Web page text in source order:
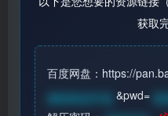
获取
百度网盘：https://
请登录后可见
&pwd=